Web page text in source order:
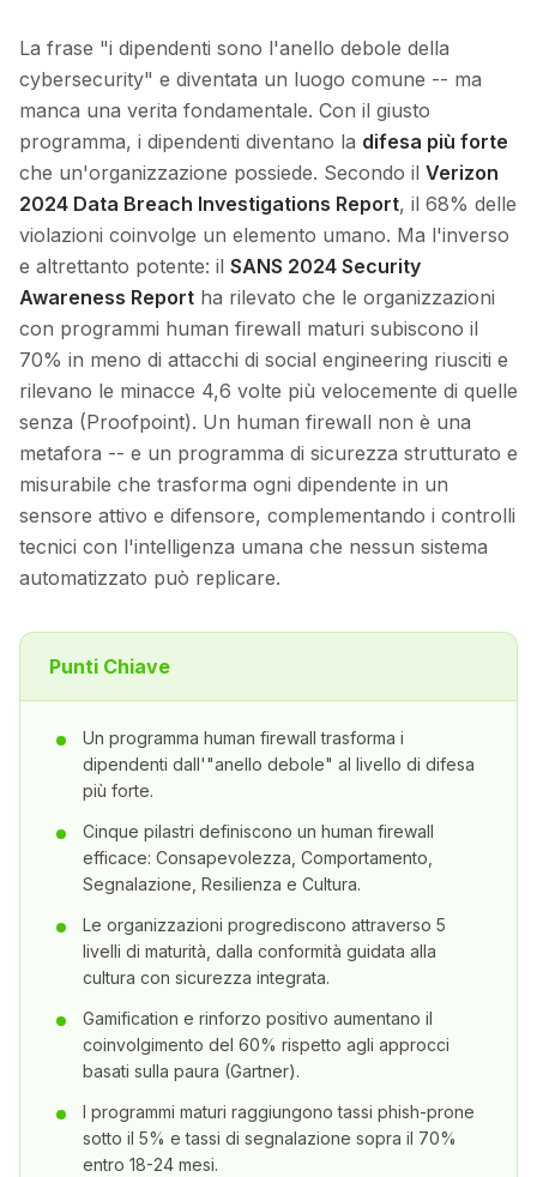
La frase "i dipendenti sono l'anello debole della
cybersecurity" e diventata un luogo comune -- ma
manca una verita fondamentale. Con il giusto
programma, i dipendenti diventano la difesa più forte
che un'organizzazione possiede. Secondo il Verizon
2024 Data Breach Investigations Report, il 68% delle
violazioni coinvolge un elemento umano. Ma l'inverso
e altrettanto potente: il SANS 2024 Security
Awareness Report ha rilevato che le organizzazioni
con programmi human firewall maturi subiscono il
70% in meno di attacchi di social engineering riusciti e
rilevano le minacce 4,6 volte più velocemente di quelle
senza (Proofpoint). Un human firewall non è una
metafora -- e un programma di sicurezza strutturato e
misurabile che trasforma ogni dipendente in un
sensore attivo e difensore, complementando i controlli
tecnici con l'intelligenza umana che nessun sistema
automatizzato può replicare.
Punti Chiave
Un programma human firewall trasforma i
dipendenti dall'"anello debole" al livello di difesa
più forte.
Cinque pilastri definiscono un human firewall
efficace: Consapevolezza, Comportamento,
Segnalazione, Resilienza e Cultura.
Le organizzazioni progrediscono attraverso 5
livelli di maturità, dalla conformità guidata alla
cultura con sicurezza integrata.
Gamification e rinforzo positivo aumentano il
coinvolgimento del 60% rispetto agli approcci
basati sulla paura (Gartner).
I programmi maturi raggiungono tassi phish-prone
sotto il 5% e tassi di segnalazione sopra il 70%
entro 18-24 mesi.